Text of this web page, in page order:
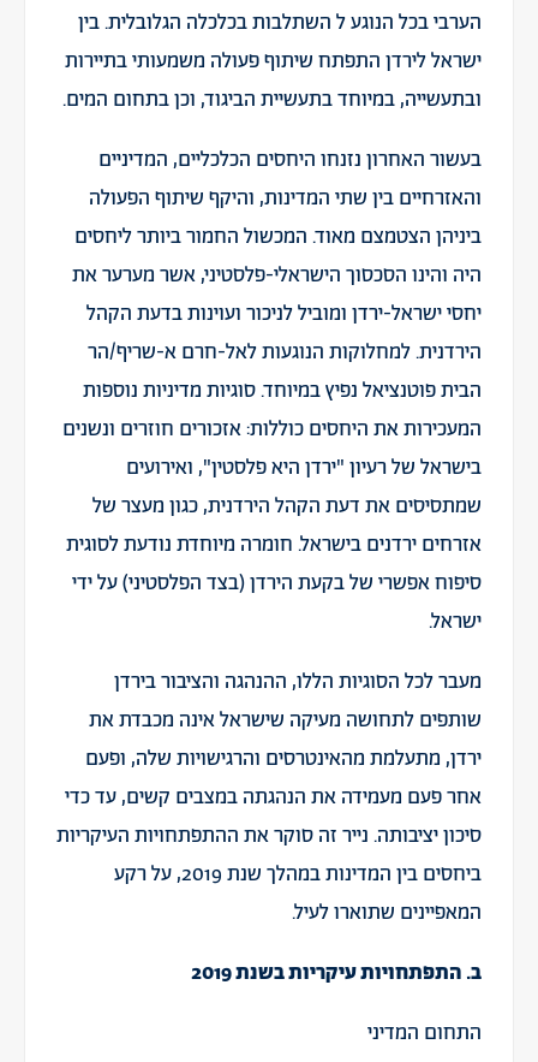
הערבי בכל הנוגע ל השתלבות בכלכלה הגלובלית. בין
ישראל לירדן התפתח שיתוף פעולה משמעותי בתיירות
ובתעשייה, במיוחד בתעשיית הביגוד, וכן בתחום המים.
בעשור האחרון נזנחו היחסים הכלכליים, המדיניים
והאזרחיים בין שתי המדינות, והיקף שיתוף הפעולה
ביניהן הצטמצם מאוד. המכשול החמור ביותר ליחסים
היה והינו הסכסוך הישראלי-פלסטיני, אשר מערער את
יחסי ישראל-ירדן ומוביל לניכור ועוינות בדעת הקהל
הירדנית. למחלוקות הנוגעות לאל-חרם א-שריף/הר
הבית פוטנציאל נפיץ במיוחד. סוגיות מדיניות נוספות
המעכירות את היחסים כוללות: אזכורים חוזרים ונשנים
בישראל של רעיון "ירדן היא פלסטין", ואירועים
שמתסיסים את דעת הקהל הירדנית, כגון מעצר של
אזרחים ירדנים בישראל. חומרה מיוחדת נודעת לסוגית
סיפוח אפשרי של בקעת הירדן (בצד הפלסטיני) על ידי
ישראל.
מעבר לכל הסוגיות הללו, ההנהגה והציבור בירדן
שותפים לתחושה מעיקה שישראל אינה מכבדת את
ירדן, מתעלמת מהאינטרסים והרגישויות שלה, ופעם
אחר פעם מעמידה את הנהגתה במצבים קשים, עד כדי
סיכון יציבותה. נייר זה סוקר את ההתפתחויות העיקריות
ביחסים בין המדינות במהלך שנת 2019, על רקע
המאפיינים שתוארו לעיל.
ב. התפתחויות עיקריות בשנת 2019
התחום המדיני